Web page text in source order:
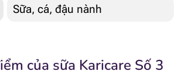
Sữa, cá, đậu nành
của sữa Karicare Số 3